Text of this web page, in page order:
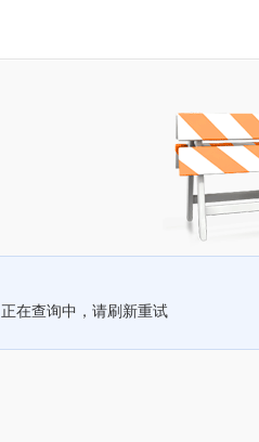
正在查询中，请刷新重试